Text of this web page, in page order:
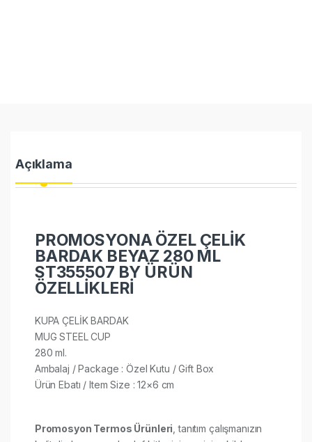
Açıklama
PROMOSYONA ÖZEL ÇELİK
BARDAK BEYAZ 280 ML
ST355507 BY ÜRÜN
ÖZELLİKLERİ
KUPA ÇELİK BARDAK
MUG STEEL CUP
280 ml.
Ambalaj / Package : Özel Kutu / Gift Box
Ürün Ebatı / Item Size : 12×6 cm
Promosyon Termos Ürünleri , tanıtım çalışmanızın